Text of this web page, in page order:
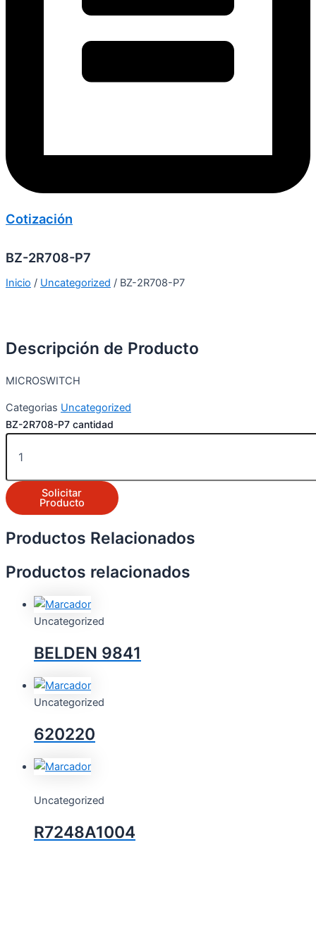
Cotización
BZ-2R708-P7
Inicio / Uncategorized / BZ-2R708-P7
Descripción de Producto
MICROSWITCH
Categorias Uncategorized
BZ-2R708-P7 cantidad
Solicitar
Producto
Productos Relacionados
Productos relacionados
Uncategorized
BELDEN 9841
Uncategorized
620220
Uncategorized
R7248A1004